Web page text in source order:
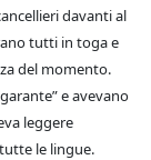
davanti al
tutti in toga e
del momento.
e avevano
leggere
le lingue.